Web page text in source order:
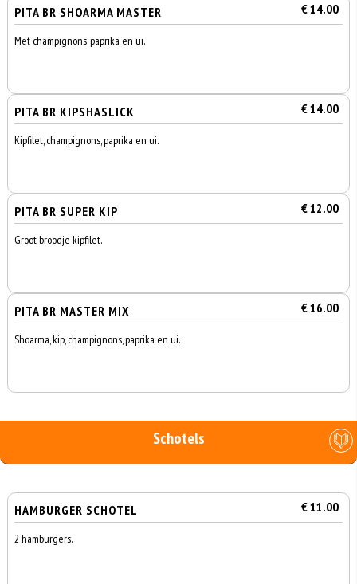
PITA BR SHOARMA MASTER € 14.00
Met champignons, paprika en ui.
PITA BR KIPSHASLICK € 14.00
Kipfilet, champignons, paprika en ui.
PITA BR SUPER KIP € 12.00
Groot broodje kipfilet.
PITA BR MASTER MIX € 16.00
Shoarma, kip, champignons, paprika en ui.
Schotels
HAMBURGER SCHOTEL € 11.00
2 hamburgers.